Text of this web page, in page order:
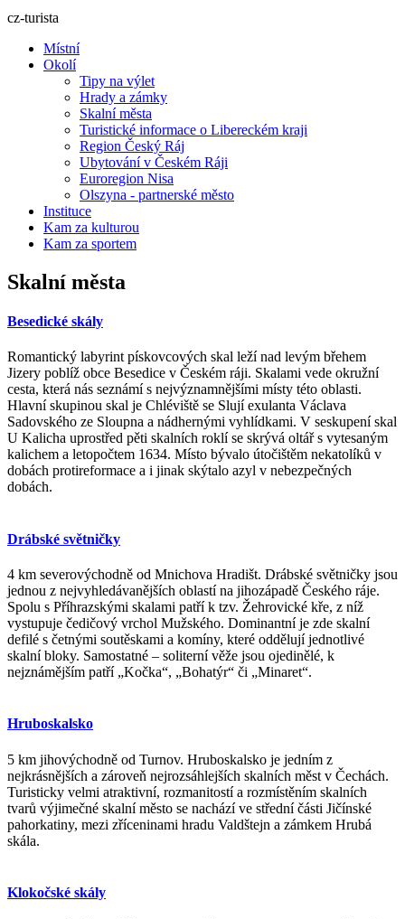
cz-turista
Místní
Okolí
Tipy na výlet
Hrady a zámky
Skalní města
Turistické informace o Libereckém kraji
Region Český Ráj
Ubytování v Českém Ráji
Euroregion Nisa
Olszyna - partnerské město
Instituce
Kam za kulturou
Kam za sportem
Skalní města
Besedické skály
Romantický labyrint pískovcových skal leží nad levým břehem
Jizery poblíž obce Besedice v Českém ráji. Skalami vede okružní
cesta, která nás seznámí s nejvýznamnějšími místy této oblasti.
Hlavní skupinou skal je Chléviště se Slují exulanta Václava
Sadovského ze Sloupna a nádhernými vyhlídkami. V seskupení skal
U Kalicha uprostřed pěti skalních roklí se skrývá oltář s vytesaným
kalichem a letopočtem 1634. Místo bývalo útočištěm nekatolíků v
dobách protireformace a i jinak skýtalo azyl v nebezpečných
dobách.
Drábské světničky
4 km severovýchodně od Mnichova Hradišt. Drábské světničky jsou
jednou z nejvyhledávanějších oblastí na jihozápadě Českého ráje.
Spolu s Příhrazskými skalami patří k tzv. Žehrovické kře, z níž
vystupuje čedičový vrchol Mužského. Dominantní je zde skalní
defilé s četnými soutěskami a komíny, které oddělují jednotlivé
skalní bloky. Samostatné – soliterní věže jsou ojedinělé, k
nejznámějším patří „Kočka“, „Bohatýr“ či „Minaret“.
Hruboskalsko
5 km jihovýchodně od Turnov. Hruboskalsko je jedním z
nejkrásnějších a zároveň nejrozsáhlejších skalních měst v Čechách.
Turisticky velmi atraktivní, rozmanitostí a rozmístěním skalních
tvarů výjimečné skalní město se nachází ve střední části Jičínské
pahorkatiny, mezi zříceninami hradu Valdštejn a zámkem Hrubá
skála.
Klokočské skály